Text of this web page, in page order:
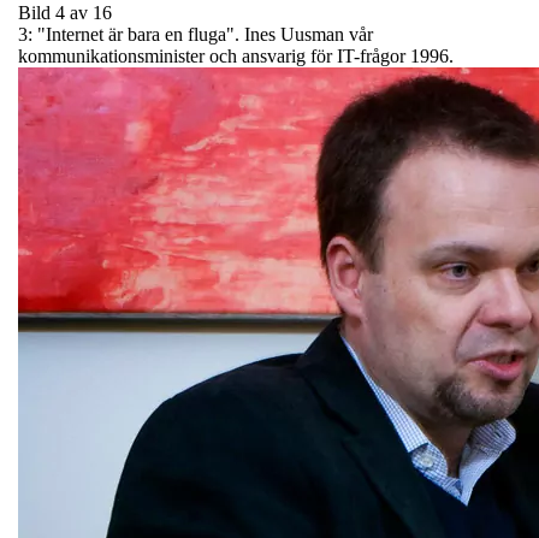
Bild 4 av 16
3: "Internet är bara en fluga". Ines Uusman vår
kommunikationsminister och ansvarig för IT-frågor 1996.